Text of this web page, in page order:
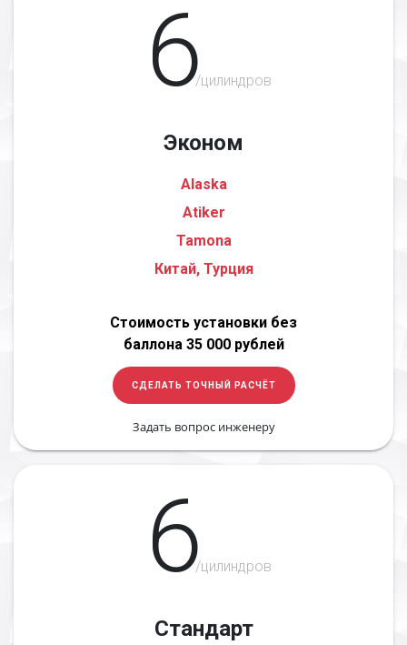
6/цилиндров
Эконом
Alaska
Atiker
Tamona
Китай, Турция
Стоимость установки без
баллона 35 000 рублей
СДЕЛАТЬ ТОЧНЫЙ РАСЧЁТ
Задать вопрос инженеру
6/цилиндров
Стандарт